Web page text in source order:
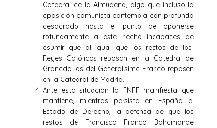
Catedral de la Almudena, algo que incluso la
oposición comunista contempla con profundo
desagrado hasta el punto de oponerse
rotundamente a este hecho incapaces de
asumir que al igual que los restos de los
Reyes Católicos reposan en la Catedral de
Granada los del Generalísimo Franco reposen
en la Catedral de Madrid.
Ante esta situación la FNFF manifiesta que
mantiene, mientras persista en España el
Estado de Derecho, la defensa de que los
restos de Francisco Franco Bahamonde